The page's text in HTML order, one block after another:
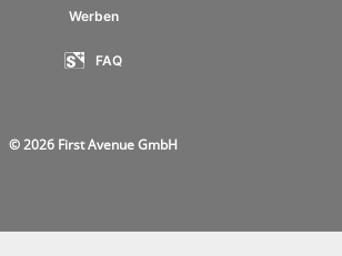
Werben
FAQ
© 2026 First Avenue GmbH